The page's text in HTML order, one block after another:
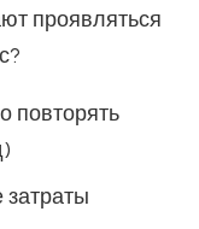
проявляться
повторять